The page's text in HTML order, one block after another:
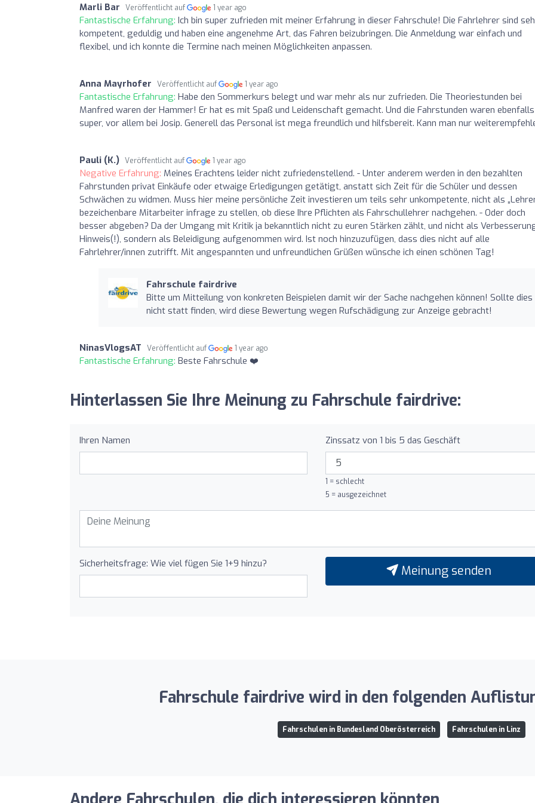
Marli Bar Veröffentlicht auf 1 year ago
Fantastische Erfahrung: Ich bin super zufrieden mit meiner Erfahrung in dieser Fahrschule! Die Fahrlehrer sind
kompetent, geduldig und haben eine angenehme Art, das Fahren beizubringen. Die Anmeldung war einfach und
flexibel, und ich konnte die Termine nach meinen Möglichkeiten anpassen.
Anna Mayrhofer Veröffentlicht auf 1 year ago
Fantastische Erfahrung: Habe den Sommerkurs belegt und war mehr als nur zufrieden. Die Theoriestunden bei
Manfred waren der Hammer! Er hat es mit Spaß und Leidenschaft gemacht. Und die Fahrstunden waren ebenfalls
super, vor allem bei Josip. Generell das Personal ist mega freundlich und hilfsbereit. Kann man nur
Pauli (K.) Veröffentlicht auf 1 year ago
Negative Erfahrung: Meines Erachtens leider nicht zufriedenstellend. - Unter anderem werden in den bezahlten
Fahrstunden privat Einkäufe oder etwaige Erledigungen getätigt, anstatt sich Zeit für die Schüler und dessen
Schwächen zu widmen. Muss hier meine persönliche Zeit investieren um teils sehr unkompetente, nicht als
bezeichenbare Mitarbeiter infrage zu stellen, ob diese Ihre Pflichten als Fahrschullehrer nachgehen. - Oder doch
besser abgeben? Da der Umgang mit Kritik ja bekanntlich nicht zu euren Stärken zählt, und nicht als
Hinweis(!), sondern als Beleidigung aufgenommen wird. Ist noch hinzuzufügen, dass dies nicht auf alle
Fahrlehrer/innen zutrifft. Mit angespannten und unfreundlichen Grüßen wünsche ich einen schönen Tag!
Fahrschule fairdrive
Bitte um Mitteilung von konkreten Beispielen damit wir der Sache nachgehen können! Sollte dies
nicht statt finden, wird diese Bewertung wegen Rufschädigung zur Anzeige gebracht!
NinasVlogsAT Veröffentlicht auf 1 year ago
Fantastische Erfahrung: Beste Fahrschule ❤️
Hinterlassen Sie Ihre Meinung zu Fahrschule fairdrive:
Ihren Namen Zinssatz von 1 bis 5 das Geschäft
1 = schlecht
5 = ausgezeichnet
Sicherheitsfrage: Wie viel fügen Sie 1+9 hinzu? Meinung senden
Fahrschule fairdrive wird in den folgenden
Fahrschulen in Bundesland Oberösterreich Fahrschulen in Linz